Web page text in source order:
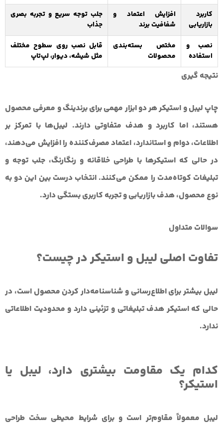
کاربرد
بازاریابی
افزایش اعتماد و
شفافیت برند
جلب توجه سریع و تجربه بصری
جذاب
نصب و
استفاده
مختص بسته‌بندی
محصولات
قابل نصب روی سطوح مختلف
مثل شیشه، دیوار، لپ‌تاپ
نتیجه گیری
چاپ لیبل و استیکر هر دو ابزار مهمی برای برندینگ و معرفی محصول
هستند، اما کاربرد و هدف متفاوتی دارند. لیبل‌ها با تمرکز بر
اطلاعات، دوام و استاندارد، اعتماد مصرف‌کننده را افزایش می‌دهند،
در حالی که استیکرها با طراحی خلاقانه و رنگارنگ، جلب توجه و
تبلیغات کوتاه‌مدت را ممکن می‌کنند. انتخاب درست بین این دو به
نوع محصول، هدف بازاریابی و تجربه کاربری بستگی دارد.
سوالات متداول
تفاوت اصلی لیبل و استیکر در چیست؟
لیبل بیشتر برای اطلاع‌رسانی و شناسنامه‌دار کردن محصول است، در
حالی که استیکر هدف تبلیغاتی و تزئینی دارد و محدودیت اطلاعاتی
ندارد.
کدام یک مقاومت بیشتری دارد، لیبل یا
استیکر؟
لیبل معمولاً مقاوم‌تر است و برای شرایط محیطی سخت طراحی